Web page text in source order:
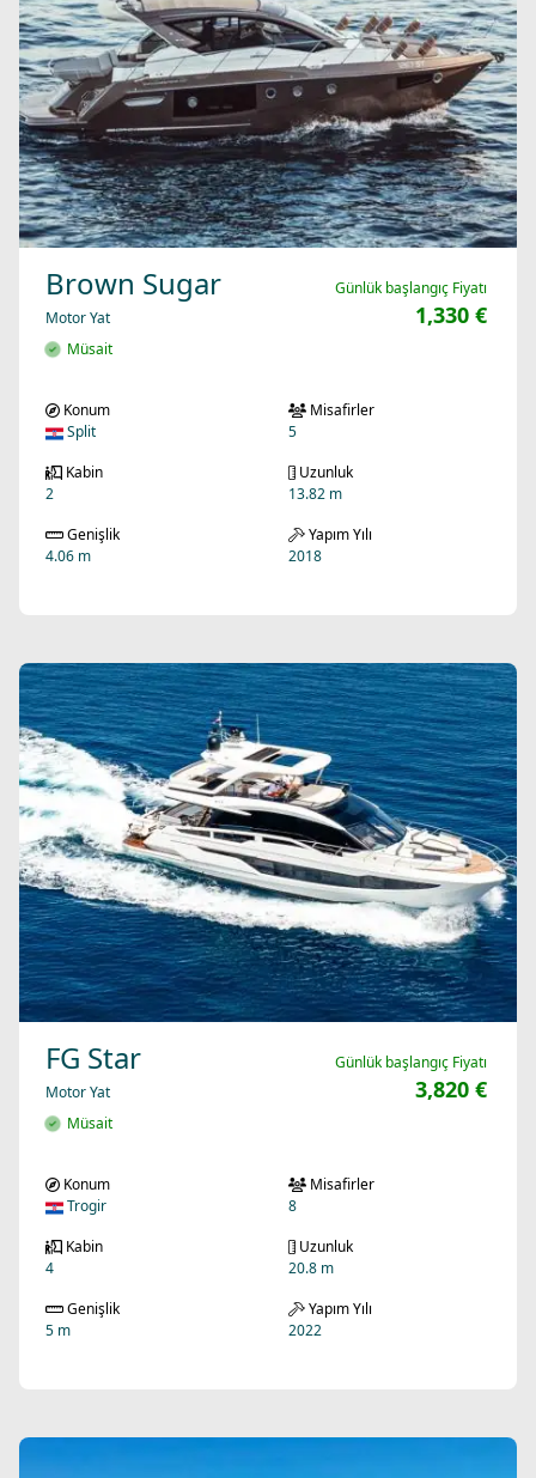
Brown Sugar
Motor Yat
Müsait
Günlük başlangıç Fiyatı
1,330 €
Konum
Split
Misafirler
5
Kabin
2
Uzunluk
13.82 m
Genişlik
4.06 m
Yapım Yılı
2018
FG Star
Motor Yat
Müsait
Günlük başlangıç Fiyatı
3,820 €
Konum
Trogir
Misafirler
8
Kabin
4
Uzunluk
20.8 m
Genişlik
5 m
Yapım Yılı
2022